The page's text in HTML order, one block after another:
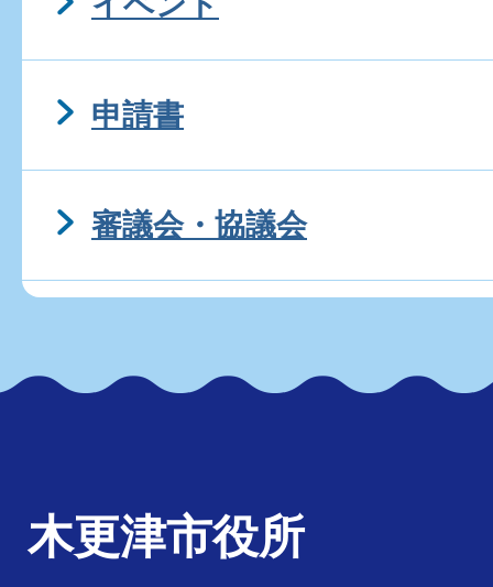
申請書
審議会・協議会
木更津市役所